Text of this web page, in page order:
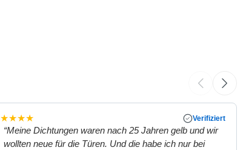
★★★★ Verifiziert
“Meine Dichtungen waren nach 25 Jahren gelb und wir
wollten neue für die Türen. Und die habe ich nur bei